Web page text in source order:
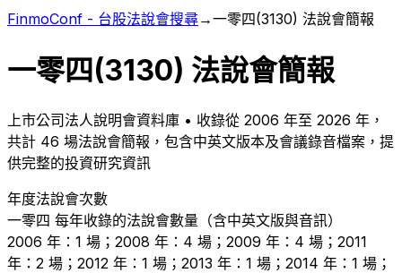
FinmoConf - 台股法說會搜尋→一零四(3130) 法說會簡報
一零四 (3130) 法說會簡報
上市公司法人說明會資料庫 • 收錄從 2006 年至 2026 年，
共計 46 場法說會簡報，包含中英文版本及會議錄音檔案，提
供完整的投資研究資訊
年度法說會次數
一零四 每年收錄的法說會數量（含中英文版與音訊）
2006 年：1 場；2008 年：4 場；2009 年：4 場；2011
年：2 場；2012 年：1 場；2013 年：1 場；2014 年：1 場；